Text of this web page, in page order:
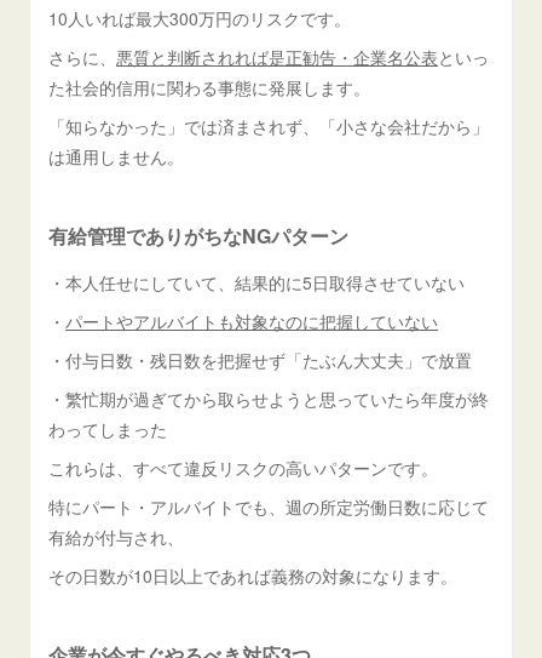
10人いれば最大300万円のリスクです。
さらに、 悪質と判断されれば是正勧告・企業名公表といっ
た社会的信用に関わる事態に発展します。
「知らなかった」では済まされず、「小さな会社だから」
は通用しません。
有給管理でありがちなNGパターン
・本人任せにしていて、結果的に5日取得させていない
・パートやアルバイトも対象なのに把握していない
・付与日数・残日数を把握せず「たぶん大丈夫」で放置
・繁忙期が過ぎてから取らせようと思っていたら年度が終
わってしまった
これらは、すべて違反リスクの高いパターンです。
特にパート・アルバイトでも、週の所定労働日数に応じて
有給が付与され、
その日数が10日以上であれば義務の対象になります。